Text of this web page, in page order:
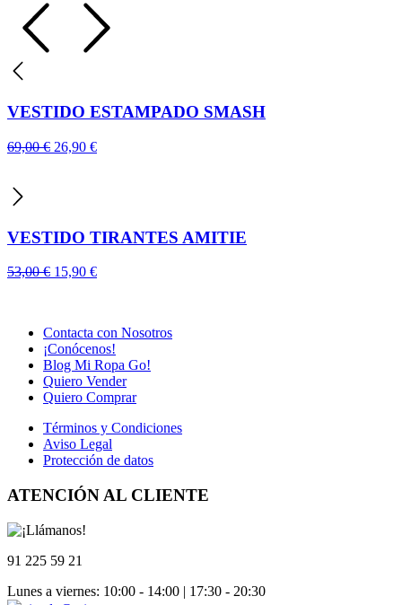
VESTIDO ESTAMPADO SMASH
69,00€ El
26,90 €El
VESTIDO TIRANTES AMITIE
53,00€ El
53,00 €.
15,90 €El
15,90 €.
Contacta con Nosotros
¡Conócenos!
Blog Mi Ropa Go!
Quiero Vender
Quiero Comprar
Términos y Condiciones
Aviso Legal
Protección de datos
ATENCIÓN AL CLIENTE
91 225 59 21
Lunes a viernes: 10:00 - 14:00 | 17:30 - 20:30